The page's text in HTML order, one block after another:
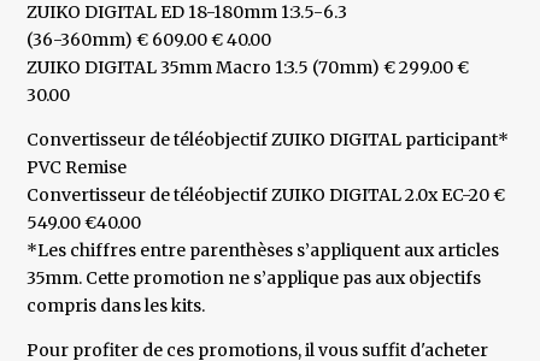
ZUIKO DIGITAL ED 18-180mm 1:3.5-6.3
(36-360mm) € 609.00 € 40.00
ZUIKO DIGITAL 35mm Macro 1:3.5 (70mm) € 299.00 €
30.00
Convertisseur de téléobjectif ZUIKO DIGITAL participant*
PVC Remise
Convertisseur de téléobjectif ZUIKO DIGITAL 2.0x EC-20 €
549.00 €40.00
*Les chiffres entre parenthèses s’appliquent aux articles
35mm. Cette promotion ne s’applique pas aux objectifs
compris dans les kits.
Pour profiter de ces promotions, il vous suffit d'acheter